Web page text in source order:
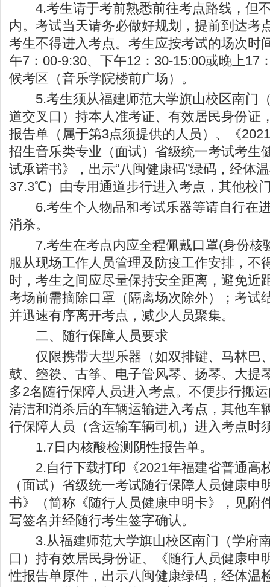
4.考生请于考前熟悉前往考点路线，但
内。考试当天请务必做好规划，提前到达考
考生不得进入考点。考生应按考试的场次时
午7：00-9:30、下午12：30-15:00或晚上17
候考区（音乐学院楼前广场）。
5.考生须从福建师范大学旗山校区南门
道交叉口）持本人准考证、有效居民身份证
报告单（属于第3点须提供的人员）、《
招生音乐类专业（面试）省级统一考试考生
试承诺书》，出示“八闽健康码”绿码，经体
37.3℃）由专用通道步行进入考点，其他校
6.考生个人物品和考试乐器等请自行在
消杀。
7.考生在考点内应全程佩戴口罩(身份核
服从现场工作人员管理及防疫工作安排，不
时，考生之间应尽量保持安全距离，避免近
考场前需摘除口罩（隔离场次除外）；考试
并迅速有序离开考点，减少人员聚集。
二、随行保障人员要求
仅限携带大型乐器（如双排键、马林巴
鼓、箜篌、古筝、电子管风琴、扬琴、大提
多2名随行保障人员进入考点。不便步行搬
清洁和消杀后的车辆运输进入考点，其他车
行保障人员（含运输车辆司机）进入考点时
1.7日内核酸检测阴性报告单。
2.自行下载打印《2021年福建省普通高
（面试）省级统一考试随行保障人员健康申
书》（简称《随行人员健康申明卡》，见附
写签名并经随行考生签字确认。
3.从福建师范大学旗山校区南门（学府
口）持有效居民身份证、《随行人员健康申
性报告单原件，出示八闽健康绿码，经体温